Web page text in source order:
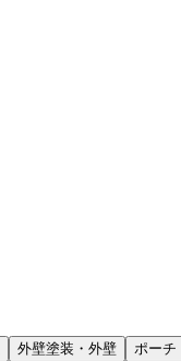
外壁塗装・外壁 ポーチ